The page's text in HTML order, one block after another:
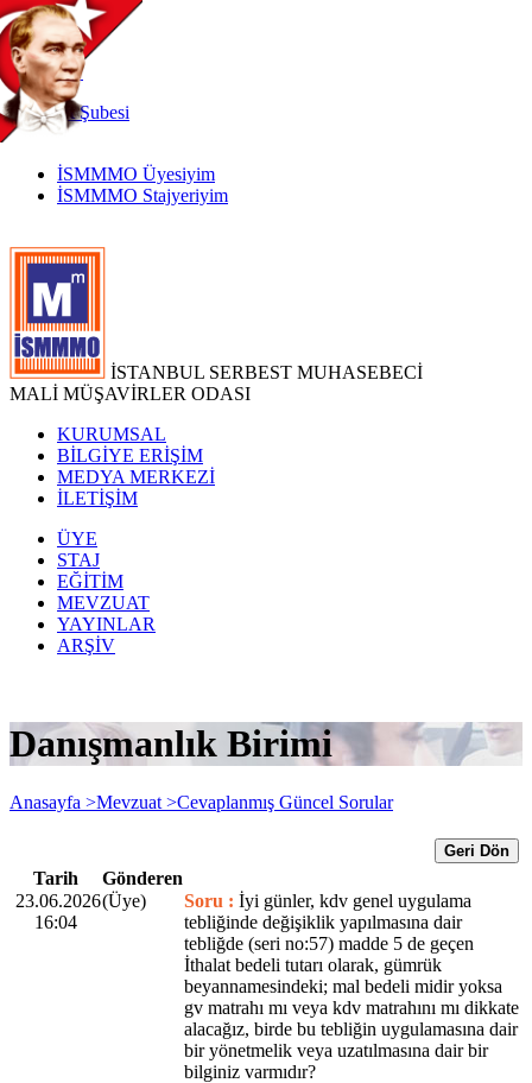
TR
|
EN
İnternetŞubesi
İSMMMO Üyesiyim
İSMMMO Stajyeriyim
İSTANBUL SERBEST MUHASEBECİ
MALİ MÜŞAVİRLER ODASI
KURUMSAL
BİLGİYE ERİŞİM
MEDYA MERKEZİ
İLETİŞİM
ÜYE
STAJ
EĞİTİM
MEVZUAT
YAYINLAR
ARŞİV
Danışmanlık Birimi
Anasayfa >Mevzuat >Cevaplanmış Güncel Sorular
Geri Dön
Tarih
Gönderen
23.06.2026
16:04
(Üye) Soru : İyi günler, kdv genel uygulama
tebliğinde değişiklik yapılmasına dair
tebliğde (seri no:57) madde 5 de geçen
İthalat bedeli tutarı olarak, gümrük
beyannamesindeki; mal bedeli midir yoksa
gv matrahı mı veya kdv matrahını mı dikkate
alacağız, birde bu tebliğin uygulamasına dair
bir yönetmelik veya uzatılmasına dair bir
bilginiz varmıdır?